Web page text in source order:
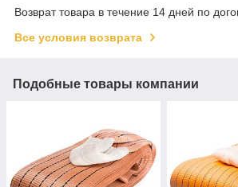
Возврат товара в течение 14 дней по
Все условия возврата
Подобные товары компании